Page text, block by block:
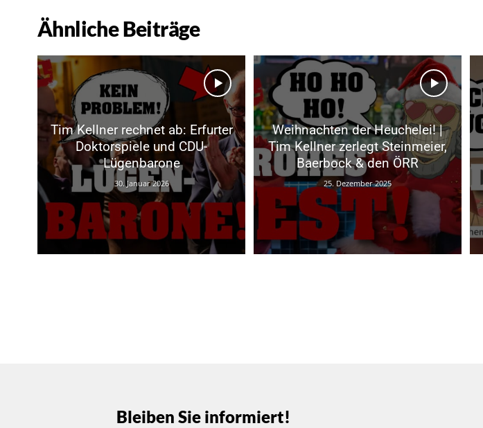
Ähnliche Beiträge
Tim Kellner rechnet ab: Erfurter
Doktorspiele und CDU-
Lügenbarone
30. Januar 2026
Weihnachten der Heuchelei! |
Tim Kellner zerlegt Steinmeier,
Baerbock & den ÖRR
25. Dezember 2025
Bleiben Sie informiert!